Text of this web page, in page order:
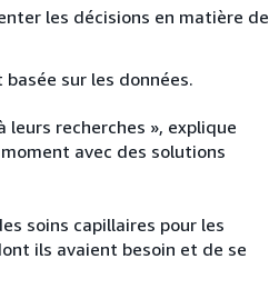
les décisions en matière de
sur les données.
recherches », explique
avec des solutions
soins capillaires pour les
ils avaient besoin et de se